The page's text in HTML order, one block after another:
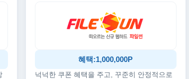
혜택:1,000,000P
넉넉한 쿠폰 혜택을 주고, 꾸준히 안정적으로